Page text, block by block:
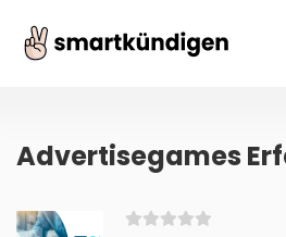
Advertisegames